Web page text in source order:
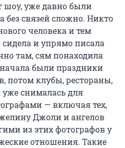
шоу, уже давно были
без связей сложно. Никто
человека и тем
и упрямо писала
там, сям понаходила
были праздники
потом клубы, рестораны,
уже снималась для
— включая тех,
Джоли и ангелов
из этих фотографов у
отношения. Такие